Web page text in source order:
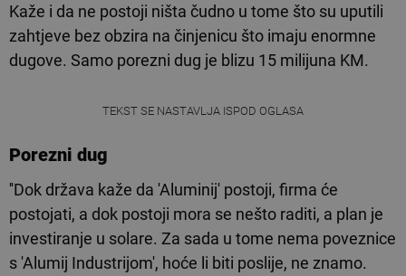
Kaže i da ne postoji ništa čudno u tome što su uputili
zahtjeve bez obzira na činjenicu što imaju enormne
dugove. Samo porezni dug je blizu 15 milijuna KM.
TEKST SE NASTAVLJA ISPOD OGLASA
Porezni dug
''Dok država kaže da 'Aluminij' postoji, firma će
postojati, a dok postoji mora se nešto raditi, a plan je
investiranje u solare. Za sada u tome nema poveznice
s 'Alumij Industrijom', hoće li biti poslije, ne znamo.